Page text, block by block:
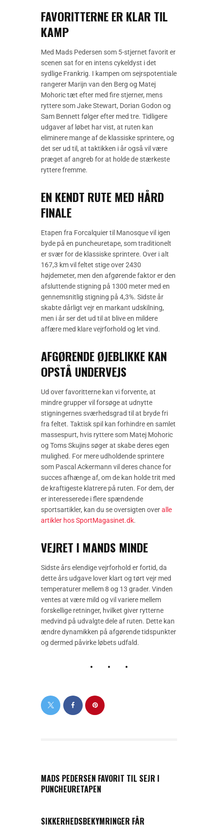
FAVORITTERNE ER KLAR TIL
KAMP
Med Mads Pedersen som 5-stjernet favorit er
scenen sat for en intens cykeldyst i det
sydlige Frankrig. I kampen om sejrspotentiale
rangerer Marijn van den Berg og Matej
Mohoric tæt efter med fire stjerner, mens
ryttere som Jake Stewart, Dorian Godon og
Sam Bennett følger efter med tre. Tidligere
udgaver af løbet har vist, at ruten kan
eliminere mange af de klassiske sprintere, og
det ser ud til, at taktikken i år også vil være
præget af angreb for at holde de stærkeste
ryttere fremme.
EN KENDT RUTE MED HÅRD
FINALE
Etapen fra Forcalquier til Manosque vil igen
byde på en puncheuretape, som traditionelt
er svær for de klassiske sprintere. Over i alt
167,3 km vil feltet stige over 2430
højdemeter, men den afgørende faktor er den
afsluttende stigning på 1300 meter med en
gennemsnitlig stigning på 4,3%. Sidste år
skabte dårligt vejr en markant udskilning,
men i år ser det ud til at blive en mildere
affære med klare vejrforhold og let vind.
AFGØRENDE ØJEBLIKKE KAN
OPSTÅ UNDERVEJS
Ud over favoritterne kan vi forvente, at
mindre grupper vil forsøge at udnytte
stigningernes sværhedsgrad til at bryde fri
fra feltet. Taktisk spil kan forhindre en samlet
massespurt, hvis ryttere som Matej Mohoric
og Toms Skujins søger at skabe deres egen
mulighed. For mere udholdende sprintere
som Pascal Ackermann vil deres chance for
succes afhænge af, om de kan holde trit med
de kraftigeste klatrere på ruten. For dem, der
er interesserede i flere spændende
sportsartikler, kan du se oversigten overalle
artikler hos SportMagasinet.dk.
VEJRET I MANDS MINDE
Sidste års elendige vejrforhold er fortid, da
dette års udgave lover klart og tørt vejr med
temperaturer mellem 8 og 13 grader. Vinden
ventes at være mild og vil variere mellem
forskellige retninger, hvilket giver rytterne
medvind på udvalgte dele af ruten. Dette kan
ændre dynamikken på afgørende tidspunkter
og dermed påvirke løbets udfald.
MADS PEDERSEN FAVORIT TIL SEJR I
PUNCHEURETAPEN
SIKKERHEDSBEKYMRINGER FÅR